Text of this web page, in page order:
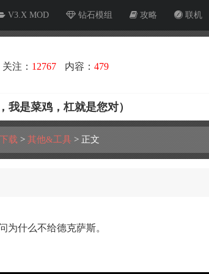
V3.X MOD 钻石模组 攻略 联机
关注： 12767 内容： 479
我是菜鸡，杠就是您对）
载 > 其他&工具 > 正文
为什么不给德克萨斯。